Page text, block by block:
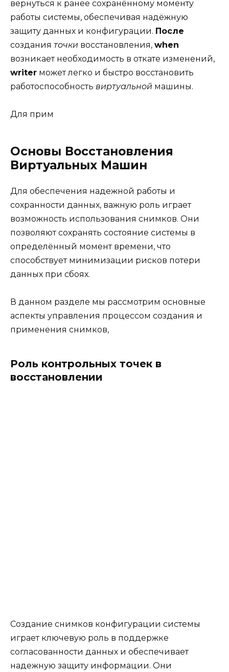
вернуться к ранее сохранённому моменту
работы системы, обеспечивая надёжную
защиту данных и конфигурации. После
создания точки восстановления, when
возникает необходимость в откате изменений,
writer может легко и быстро восстановить
работоспособность виртуальной машины.
Для прим
Основы Восстановления
Виртуальных Машин
Для обеспечения надежной работы и
сохранности данных, важную роль играет
возможность использования снимков. Они
позволяют сохранять состояние системы в
определённый момент времени, что
способствует минимизации рисков потери
данных при сбоях.
В данном разделе мы рассмотрим основные
аспекты управления процессом создания и
применения снимков,
Роль контрольных точек в
восстановлении
Создание снимков конфигурации системы
играет ключевую роль в поддержке
согласованности данных и обеспечивает
надежную защиту информации. Они